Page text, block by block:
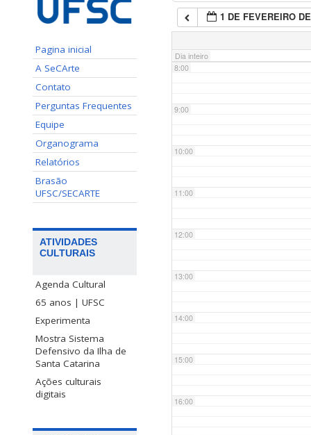
Pagina inicial
A SeCArte
Contato
Perguntas Frequentes
Equipe
Organograma
Relatórios
Brasão
UFSC/SECARTE
ATIVIDADES
CULTURAIS
Agenda Cultural
65 anos | UFSC
Experimenta
Mostra Sistema
Defensivo da Ilha de
Santa Catarina
Ações culturais
digitais
1 DE FEVEREIRO
Dia inteiro
7:00
8:00
9:00
10:00
11:00
12:00
13:00
14:00
15:00
16:00